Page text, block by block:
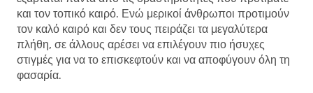
και τον τοπικό καιρό. Ενώ μερικοί άνθρωποι προτιμούν
τον καλό καιρό και δεν τους πειράζει τα μεγαλύτερα
πλήθη, σε άλλους αρέσει να επιλέγουν πιο ήσυχες
στιγμές για να το επισκεφτούν και να αποφύγουν όλη τη
φασαρία.